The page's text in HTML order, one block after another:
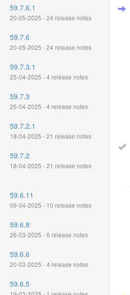
59.7.6.1
20-05-2025 - 24 release notes
59.7.6
20-05-2025 - 24 release notes
59.7.3.1
25-04-2025 - 4 release notes
59.7.3
25-04-2025 - 4 release notes
59.7.2.1
18-04-2025 - 21 release notes
59.7.2
18-04-2025 - 21 release notes
59.6.11
09-04-2025 - 10 release notes
59.6.8
26-03-2025 - 6 release notes
59.6.6
20-03-2025 - 4 release notes
59.6.5